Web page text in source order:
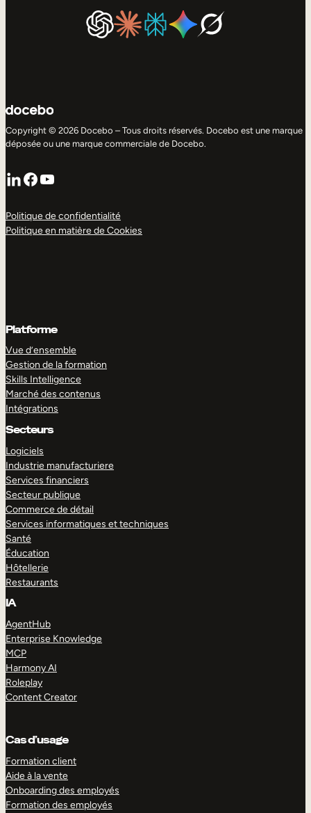
Copyright © 2026 Docebo – Tous droits réservés. Docebo est une marque
déposée ou une marque commerciale de Docebo.
LinkedIn
Facebook
YouTube
Politique de confidentialité
Politique en matière de Cookies
Platforme
Vue d’ensemble
Gestion de la formation
Skills Intelligence
Marché des contenus
Intégrations
Secteurs
Logiciels
Industrie manufacturiere
Services financiers
Secteur publique
Commerce de détail
Services informatiques et techniques
Santé
Éducation
Hôtellerie
Restaurants
IA
AgentHub
Enterprise Knowledge
MCP
Harmony AI
Roleplay
Content Creator
Cas d’usage
Formation client
Aide à la vente
Onboarding des employés
Formation des employés